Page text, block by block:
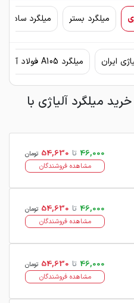
میلگرد بستر میلگرد ساده
میلگرد A105 فولاد آلیاژی ایران
میلگرد آلیاژی با
46,000 تا 54,630 تومان
مشاهده فروشندگان
46,000 تا 54,630 تومان
مشاهده فروشندگان
46,000 تا 54,630 تومان
مشاهده فروشندگان